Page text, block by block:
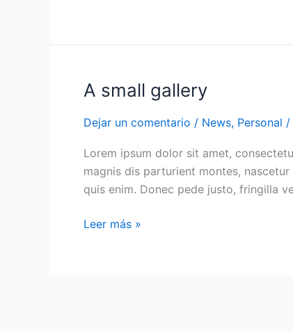
A small gallery
Dejar un comentario / News, Personal /
Lorem ipsum dolor sit amet,
magnis dis parturient montes,
quis enim. Donec pede justo, fringilla
A
gallery
Leer más »